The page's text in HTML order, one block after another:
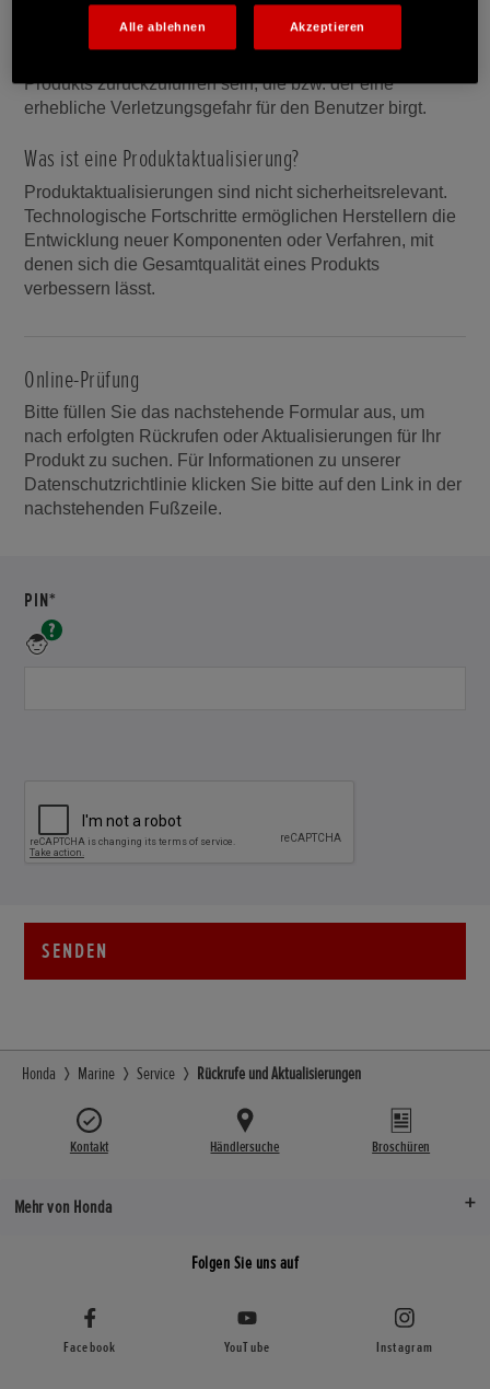
Bedenken hinsichtlich eines potenziell
sicherheitsrelevanten Problems hat. Dies kann auf ein
Produkts zurückzuführen sein, die bzw. der eine
erhebliche Verletzungsgefahr für den Benutzer birgt.
Was ist eine Produktaktualisierung?
Produktaktualisierungen sind nicht sicherheitsrelevant.
Technologische Fortschritte ermöglichen Herstellern die
Entwicklung neuer Komponenten oder Verfahren, mit
denen sich die Gesamtqualität eines Produkts
verbessern lässt.
Online-Prüfung
Bitte füllen Sie das nachstehende Formular aus, um
nach erfolgten Rückrufen oder Aktualisierungen für Ihr
Produkt zu suchen. Für Informationen zu unserer
Datenschutzrichtlinie klicken Sie bitte auf den Link in der
nachstehenden Fußzeile.
PIN*
Beispiel:
HAMF-
1000001
SENDEN
Honda Marine Service Rückrufe und Aktualisierungen
Kontakt Händlersuche Broschüren
Mehr von Honda
Folgen Sie uns auf
Facebook YouTube Instagram
Alle ablehnen Akzeptieren